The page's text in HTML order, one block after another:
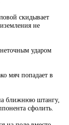
скидывает
не
ударом
мяч попадает в
ближнюю штангу,
сфолить.